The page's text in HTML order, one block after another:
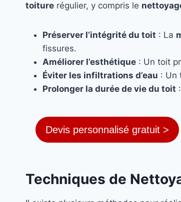
toiture régulier, y compris le
Préserver l’intégrité du toit : La
fissures.
Améliorer l’esthétique : Un toit
Éviter les infiltrations d’eau : Un
Prolonger la durée de vie du toit
Devis personnalisé gratuit >
Techniques de